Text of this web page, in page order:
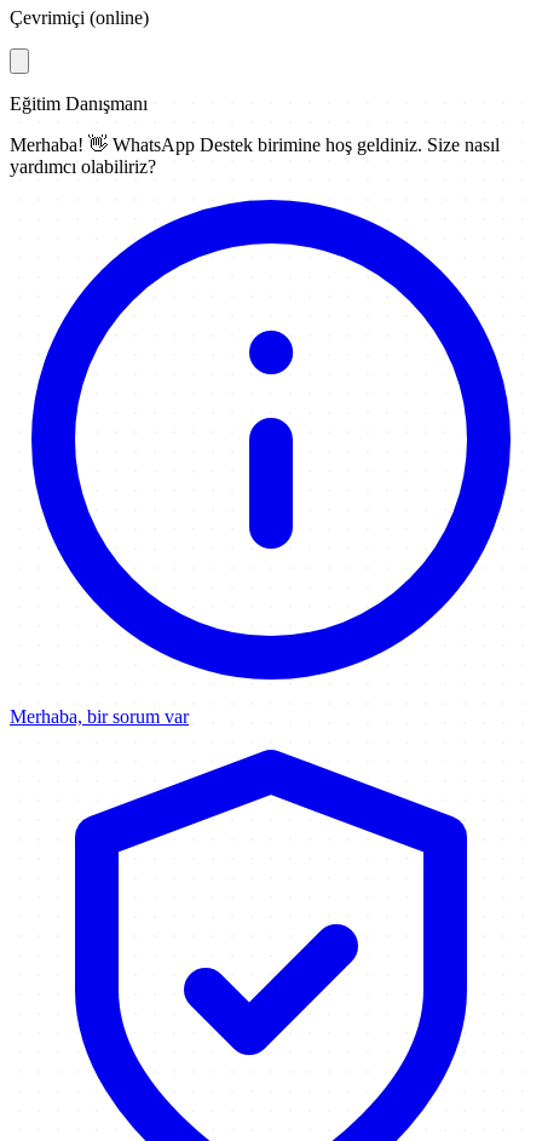
Çevrimiçi (online)
Eğitim Danışmanı
Merhaba! 👋 WhatsApp Destek birimine hoş geldiniz. Size nasıl
yardımcı olabiliriz?
Merhaba, bir sorum var